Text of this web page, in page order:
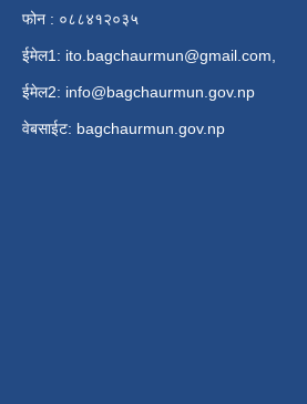
फोन : ०८८४१२०३५
ईमेल1: ito.bagchaurmun@gmail.com
ईमेल2: info@bagchaurmun.gov.np
वे‍बसाईट: bagchaurmun.gov.np